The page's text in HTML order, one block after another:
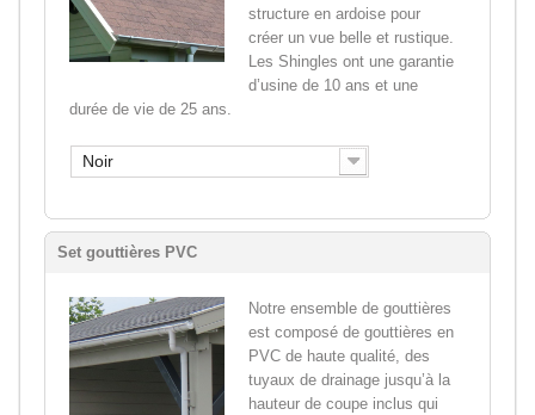
structure en ardoise pour
créer un vue belle et rustique.
Les Shingles ont une garantie
d’usine de 10 ans et une
durée de vie de 25 ans.
Noir
Set gouttières PVC
Notre ensemble de gouttières
est composé de gouttières en
PVC de haute qualité, des
tuyaux de drainage jusqu’à la
hauteur de coupe inclus qui